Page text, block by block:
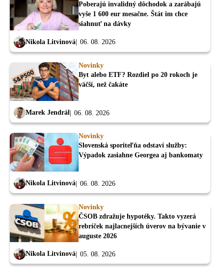
Poberajú invalidný dôchodok a zarábajú
vyše 1 600 eur mesačne. Štát im chce
siahnuť na dávky
Nikola Litvinová 06. 08. 2026
Novinky
Byt alebo ETF? Rozdiel po 20 rokoch je
väčší, než čakáte
Marek Jendrál 06. 08. 2026
Novinky
Slovenská sporiteľňa odstaví služby:
Výpadok zasiahne Georgea aj bankomaty
Nikola Litvinová 06. 08. 2026
Novinky
ČSOB zdražuje hypotéky. Takto vyzerá
rebríček najlacnejších úverov na bývanie v
auguste 2026
Nikola Litvinová 05. 08. 2026